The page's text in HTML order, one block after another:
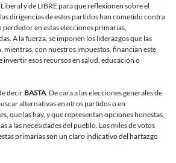
y de LIBRE para que reflexionen sobre el
dirigencias de estos partidos han cometido contra
perdedor en estas elecciones primarias,
A la fuerza, se imponen los liderazgos que las
mientras, con nuestros impuestos, financian este
esos recursos en salud, educación o
decir BASTA. De cara a las elecciones generales de
alternativas en otros partidos o en
que las hay, y que representan opciones honestas,
a las necesidades del pueblo. Los miles de votos
primarias son un claro indicativo del hartazgo